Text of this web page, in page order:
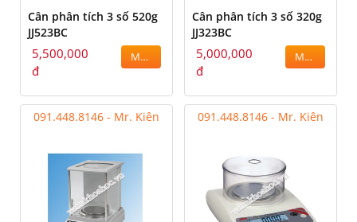
Cân phân tích 3 số 520g
JJ523BC
5,500,000
đ
MUA
Cân phân tích 3 số 320g
JJ323BC
5,000,000
đ
MUA
091.448.8146 - Mr. Kiên 091.448.8146 - Mr. Kiên